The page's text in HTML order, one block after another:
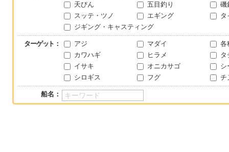
天びん
五目釣り
磯
スッテ・ツノ
エギング
タ
ジギング・キャスティング
ターゲット ： アジ マダイ
各
カワハギ
ヒラメ
タ
イサキ
オニカサゴ
シ
シロギス
フグ チ
船名：